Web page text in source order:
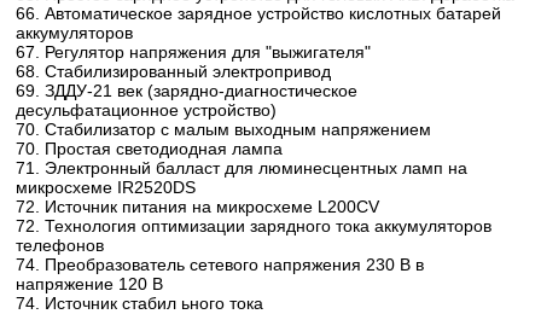
66. Автоматическое зарядное устройство кислотных батарей
аккумуляторов
67. Регулятор напряжения для "выжигателя"
68. Стабилизированный электропривод
69. ЗДДУ-21 век (зарядно-диагностическое
десульфатационное устройство)
70. Стабилизатор с малым выходным напряжением
70. Простая светодиодная лампа
71. Электронный балласт для люминесцентных ламп на
микросхеме IR2520DS
72. Источник питания на микросхеме L200CV
72. Технология оптимизации зарядного тока аккумуляторов
телефонов
74. Преобразователь сетевого напряжения 230 В в
напряжение 120 В
74. Источник стабил ьного тока